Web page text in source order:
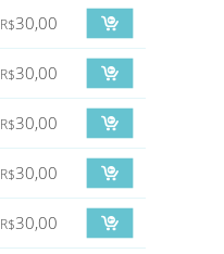
R$30,00
R$30,00
R$30,00
R$30,00
R$30,00